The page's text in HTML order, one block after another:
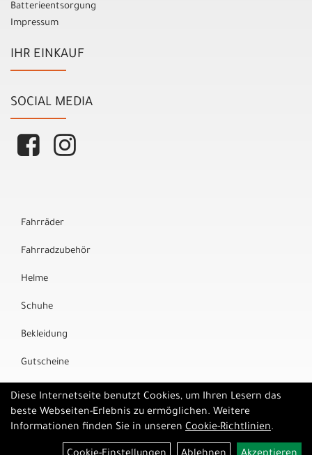
Batterieentsorgung
Impressum
IHR EINKAUF
SOCIAL MEDIA
Fahrräder
Fahrradzubehör
Helme
Schuhe
Bekleidung
Gutscheine
Marken
Diese Internetseite benutzt Cookies, um Ihren Lesern das
beste Webseiten-Erlebnis zu ermöglichen. Weitere
Informationen finden Sie in unseren Cookie-Richtlinien.